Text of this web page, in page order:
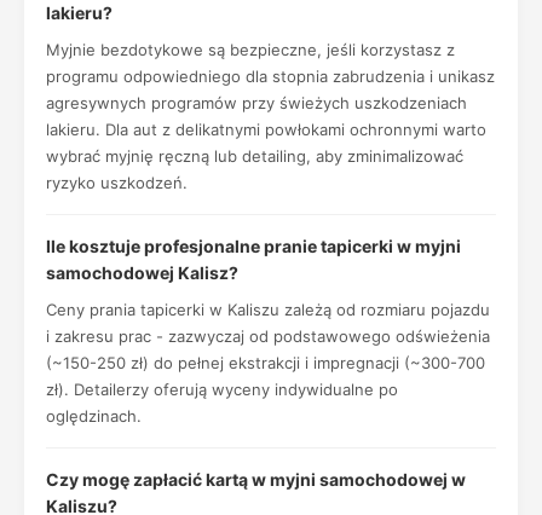
lakieru?
Myjnie bezdotykowe są bezpieczne, jeśli korzystasz z
programu odpowiedniego dla stopnia zabrudzenia i unikasz
agresywnych programów przy świeżych uszkodzeniach
lakieru. Dla aut z delikatnymi powłokami ochronnymi warto
wybrać myjnię ręczną lub detailing, aby zminimalizować
ryzyko uszkodzeń.
Ile kosztuje profesjonalne pranie tapicerki w myjni
samochodowej Kalisz?
Ceny prania tapicerki w Kaliszu zależą od rozmiaru pojazdu
i zakresu prac - zazwyczaj od podstawowego odświeżenia
(~150-250 zł) do pełnej ekstrakcji i impregnacji (~300-700
zł). Detailerzy oferują wyceny indywidualne po
oględzinach.
Czy mogę zapłacić kartą w myjni samochodowej w
Kaliszu?